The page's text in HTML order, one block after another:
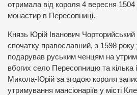
отримала від короля 4 вересня 1504
монастир в Пересопниці.
Князь Юрій Іванович
спочатку православний, з 1598
подарував руським ченцям на
вбогих село Пересопницю та кілька
Микола-Юрій за згодою короля
утримування мансіонаріїв у місті